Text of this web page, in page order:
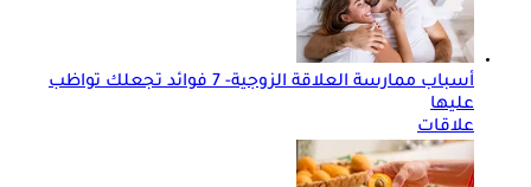
أسباب ممارسة العلاقة الزوجية- 7 فوائد تجعلك تواظب
عليها
علاقات